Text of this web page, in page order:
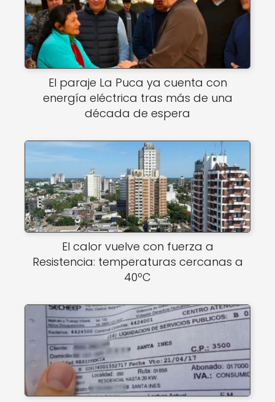
El paraje La Puca ya cuenta con
energía eléctrica tras más de una
década de espera
El calor vuelve con fuerza a
Resistencia: temperaturas cercanas a
40ºC